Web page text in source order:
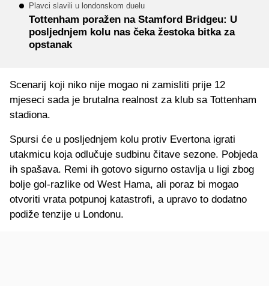
Plavci slavili u londonskom duelu
Tottenham poražen na Stamford Bridgeu: U
posljednjem kolu nas čeka žestoka bitka za
opstanak
Scenarij koji niko nije mogao ni zamisliti prije 12
mjeseci sada je brutalna realnost za klub sa Tottenham
stadiona.
Spursi će u posljednjem kolu protiv Evertona igrati
utakmicu koja odlučuje sudbinu čitave sezone. Pobjeda
ih spašava. Remi ih gotovo sigurno ostavlja u ligi zbog
bolje gol-razlike od West Hama, ali poraz bi mogao
otvoriti vrata potpunoj katastrofi, a upravo to dodatno
podiže tenzije u Londonu.